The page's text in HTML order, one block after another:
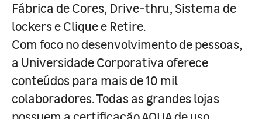
Fábrica de Cores, Drive-thru, Sistema de
lockers e Clique e Retire.
Com foco no desenvolvimento de pessoas,
a Universidade Corporativa oferece
conteúdos para mais de 10 mil
colaboradores. Todas as grandes lojas